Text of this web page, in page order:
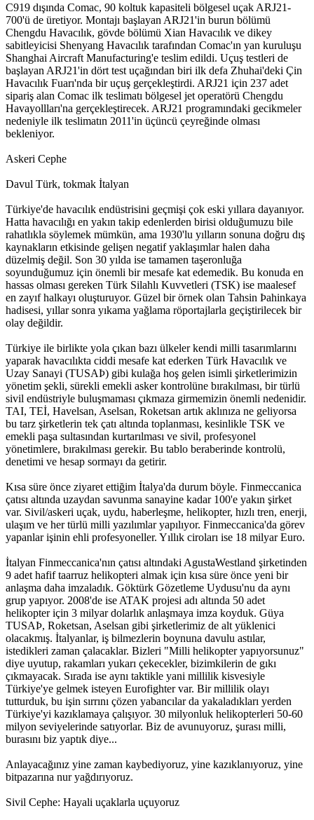
C919 dışında Comac, 90 koltuk kapasiteli bölgesel uçak ARJ21-
700'ü de üretiyor. Montajı başlayan ARJ21'in burun bölümü
Chengdu Havacılık, gövde bölümü Xian Havacılık ve dikey
sabitleyicisi Shenyang Havacılık tarafından Comac'ın yan kuruluşu
Shanghai Aircraft Manufacturing'e teslim edildi. Uçuş testleri de
başlayan ARJ21'in dört test uçağından biri ilk defa Zhuhai'deki Çin
Havacılık Fuarı'nda bir uçuş gerçekleştirdi. ARJ21 için 237 adet
sipariş alan Comac ilk teslimatı bölgesel jet operatörü Chengdu
Havayollları'na gerçekleştirecek. ARJ21 programındaki gecikmeler
nedeniyle ilk teslimatın 2011'in üçüncü çeyreğinde olması
bekleniyor.
Askeri Cephe
Davul Türk, tokmak İtalyan
Türkiye'de havacılık endüstrisini geçmişi çok eski yıllara dayanıyor.
Hatta havacılığı en yakın takip edenlerden birisi olduğumuzu bile
rahatlıkla söylemek mümkün, ama 1930'lu yılların sonuna doğru dış
kaynakların etkisinde gelişen negatif yaklaşımlar halen daha
düzelmiş değil. Son 30 yılda ise tamamen taşeronluğa
soyunduğumuz için önemli bir mesafe kat edemedik. Bu konuda en
hassas olması gereken Türk Silahlı Kuvvetleri (TSK) ise maalesef
en zayıf halkayı oluşturuyor. Güzel bir örnek olan Tahsin Þahinkaya
hadisesi, yıllar sonra yıkama yağlama röportajlarla geçiştirilecek bir
olay değildir.
Türkiye ile birlikte yola çıkan bazı ülkeler kendi milli tasarımlarını
yaparak havacılıkta ciddi mesafe kat ederken Türk Havacılık ve
Uzay Sanayi (TUSAÞ) gibi kulağa hoş gelen isimli şirketlerimizin
yönetim şekli, sürekli emekli asker kontrolüne bırakılması, bir türlü
sivil endüstriyle buluşmaması çıkmaza girmemizin önemli nedenidir.
TAI, TEİ, Havelsan, Aselsan, Roketsan artık aklınıza ne geliyorsa
bu tarz şirketlerin tek çatı altında toplanması, kesinlikle TSK ve
emekli paşa sultasından kurtarılması ve sivil, profesyonel
yönetimlere, bırakılması gerekir. Bu tablo beraberinde kontrolü,
denetimi ve hesap sormayı da getirir.
Kısa süre önce ziyaret ettiğim İtalya'da durum böyle. Finmeccanica
çatısı altında uzaydan savunma sanayine kadar 100'e yakın şirket
var. Sivil/askeri uçak, uydu, haberleşme, helikopter, hızlı tren, enerji,
ulaşım ve her türlü milli yazılımlar yapılıyor. Finmeccanica'da görev
yapanlar işinin ehli profesyoneller. Yıllık ciroları ise 18 milyar Euro.
İtalyan Finmeccanica'nın çatısı altındaki AgustaWestland şirketinden
9 adet hafif taarruz helikopteri almak için kısa süre önce yeni bir
anlaşma daha imzaladık. Göktürk Gözetleme Uydusu'nu da aynı
grup yapıyor. 2008'de ise ATAK projesi adı altında 50 adet
helikopter için 3 milyar dolarlık anlaşmaya imza koyduk. Güya
TUSAÞ, Roketsan, Aselsan gibi şirketlerimiz de alt yüklenici
olacakmış. İtalyanlar, iş bilmezlerin boynuna davulu astılar,
istedikleri zaman çalacaklar. Bizleri "Milli helikopter yapıyorsunuz"
diye uyutup, rakamları yukarı çekecekler, bizimkilerin de gıkı
çıkmayacak. Sırada ise aynı taktikle yani millilik kisvesiyle
Türkiye'ye gelmek isteyen Eurofighter var. Bir millilik olayı
tutturduk, bu işin sırrını çözen yabancılar da yakaladıkları yerden
Türkiye'yi kazıklamaya çalışıyor. 30 milyonluk helikopterleri 50-60
milyon seviyelerinde satıyorlar. Biz de avunuyoruz, şurası milli,
burasını biz yaptık diye...
Anlayacağınız yine zaman kaybediyoruz, yine kazıklanıyoruz, yine
bitpazarına nur yağdırıyoruz.
Sivil Cephe: Hayali uçaklarla uçuyoruz